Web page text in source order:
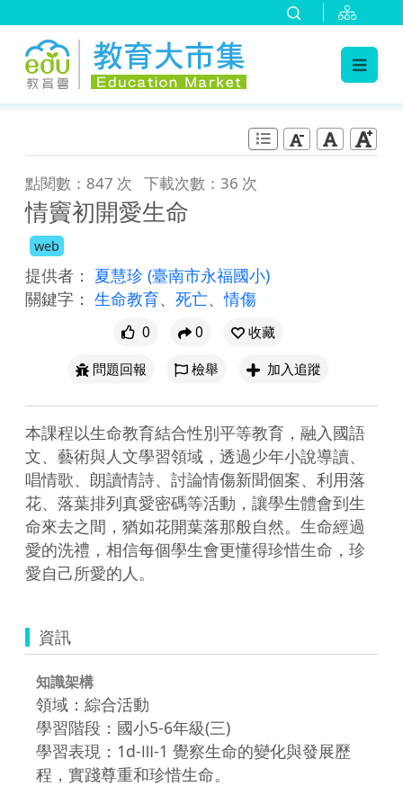
點閱數：847 次 下載次數：36 次
情竇初開愛生命
web
提供者： 夏慧珍 (臺南市永福國小)
關鍵字： 生命教育、 死亡、情傷
0 0
收藏
問題回報
檢舉 加入追蹤
本課程以生命教育結合性別平等教育，融入國語
文、藝術與人文學習領域，透過少年小說導讀、
唱情歌、朗讀情詩、討論情傷新聞個案、利用落
花、落葉排列真愛密碼等活動，讓學生體會到生
命來去之間，猶如花開葉落那般自然。生命經過
愛的洗禮，相信每個學生會更懂得珍惜生命，珍
愛自己所愛的人。
資訊
知識架構
領域：綜合活動
學習階段：國小5-6年級(三)
學習表現：1d-Ⅲ-1 覺察生命的變化與發展歷
程，實踐尊重和珍惜生命。